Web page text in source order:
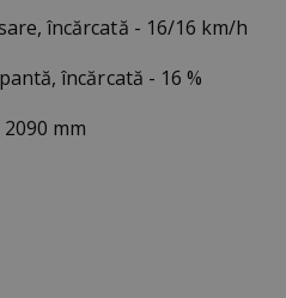
încărcată - 16/16 km/h
încărcată - 16 %
mm